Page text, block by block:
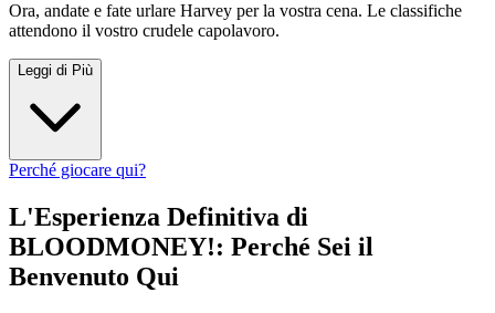
Ora, andate e fate urlare Harvey per la vostra cena. Le classifiche
attendono il vostro crudele capolavoro.
Leggi di Più
Perché giocare qui?
L'Esperienza Definitiva di
BLOODMONEY!: Perché Sei il
Benvenuto Qui